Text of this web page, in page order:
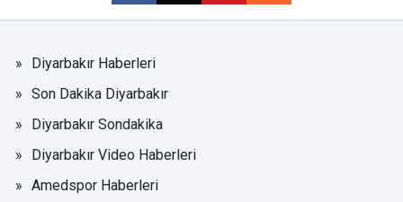
Diyarbakır Haberleri
Son Dakika Diyarbakır
Diyarbakır Sondakika
Diyarbakır Video Haberleri
Amedspor Haberleri